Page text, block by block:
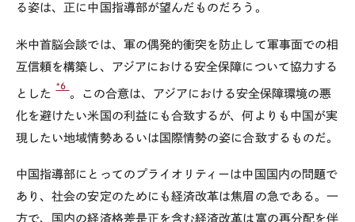
る姿は、正に中国指導部が望んだものだろう。
米中首脳会談では、軍の偶発的衝突を防止して軍事面での相
互信頼を構築し、アジアにおける安全保障について協力する
とした
*6
。この合意は、アジアにおける安全保障環境の悪
化を避けたい米国の利益にも合致するが、何よりも中国が実
現したい地域情勢あるいは国際情勢の姿に合致するものだ。
中国指導部にとってのプライオリティーは中国国内の問題で
あり、社会の安定のためにも経済改革は焦眉の急である。一
方で、国内の経済格差是正を含む経済改革は富の再分配を伴